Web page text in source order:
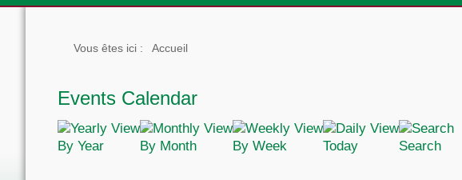
Vous êtes ici : Accueil
Events Calendar
By Year By Month By Week Today Search